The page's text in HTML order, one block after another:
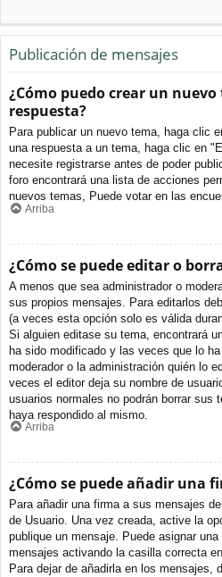
Publicación de mensajes
¿Cómo puedo crear un
respuesta?
Para publicar un nuevo tema, haga clic
una respuesta a un tema, haga clic en
necesite registrarse antes de poder
foro encontrará una lista de acciones
nuevos temas, Puede votar en las
Arriba
¿Cómo se puede editar o
A menos que sea administrador o
sus propios mensajes. Para editarlos
(a veces esta opción solo es válida
Si alguien editase su tema, encontrará
ha sido modificado y las veces que lo
moderador o la administración quién lo
veces el editor deja su nombre de
usuarios normales no podrán borrar sus
haya respondido al mismo.
Arriba
¿Cómo se puede añadir una
Para añadir una firma a sus mensajes
de Usuario. Una vez creada, active la
publique un mensaje. Puede asignar
mensajes activando la casilla correcta
Para dejar de añadirla en los mensajes,